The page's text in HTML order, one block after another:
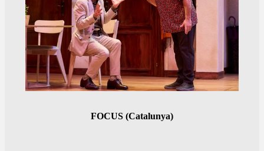
FOCUS (Catalunya)